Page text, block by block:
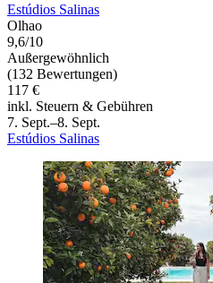
Estúdios Salinas
Olhao
9,6/10
Außergewöhnlich
(132 Bewertungen)
117 €
inkl. Steuern & Gebühren
7. Sept.–8. Sept.
Estúdios Salinas